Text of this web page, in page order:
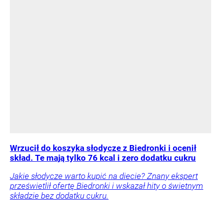
Wrzucił do koszyka słodycze z Biedronki i ocenił
skład. Te mają tylko 76 kcal i zero dodatku cukru
Jakie słodycze warto kupić na diecie? Znany ekspert
prześwietlił ofertę Biedronki i wskazał hity o świetnym
składzie bez dodatku cukru.